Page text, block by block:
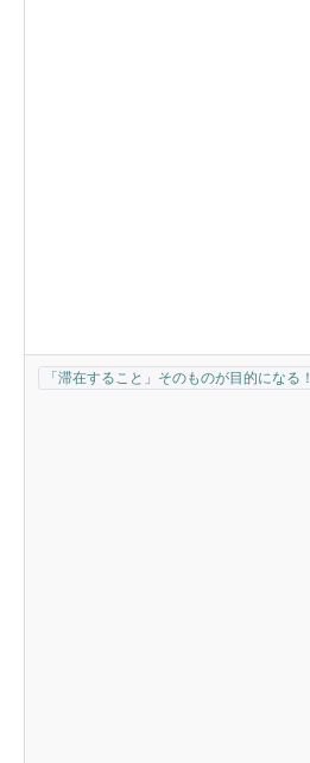
「滞在すること」そのものが目的になる！